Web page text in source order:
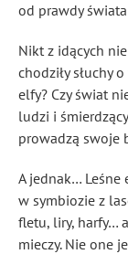
od prawdy
Nikt z idących
chodziły słuchy
elfy? Czy świat
ludzi i
prowadzą swoje
A jednak… Leśne
w symbiozie z
fletu, liry, harfy…
mieczy. Nie one